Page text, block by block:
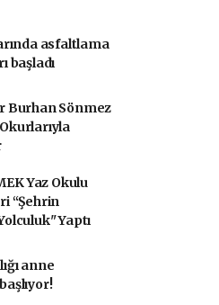
asfaltlama
başladı
Burhan Sönmez
Yaz Okulu
“Şehrin
Yaptı
anne